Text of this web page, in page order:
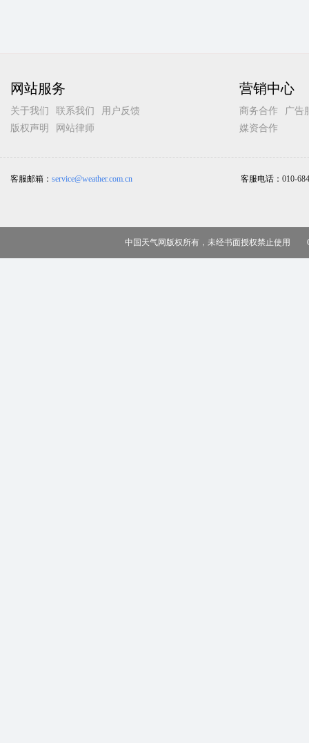
网站服务
关于我们 联系我们
用户反馈
版权声明
网站律师
营销中心
商务合作
广告
媒资合作
客服邮箱： service@weather.com.cn 客服电话： 010-
中国天气网版权所有，未经书面授权禁止使用